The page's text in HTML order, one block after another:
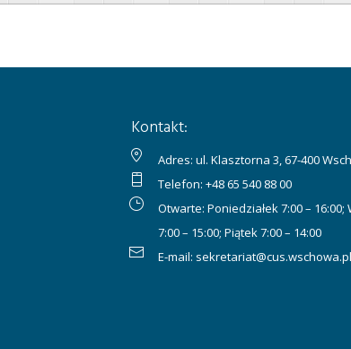
Kontakt:
Adres: ul. Klasztorna 3, 67-400
Telefon:+48 65 540 88 00
Otwarte: Poniedziałek 7:00 –
7:00 – 15:00; Piątek 7:00 – 14:00
E-mail: sekretariat@cus.wschowa.pl